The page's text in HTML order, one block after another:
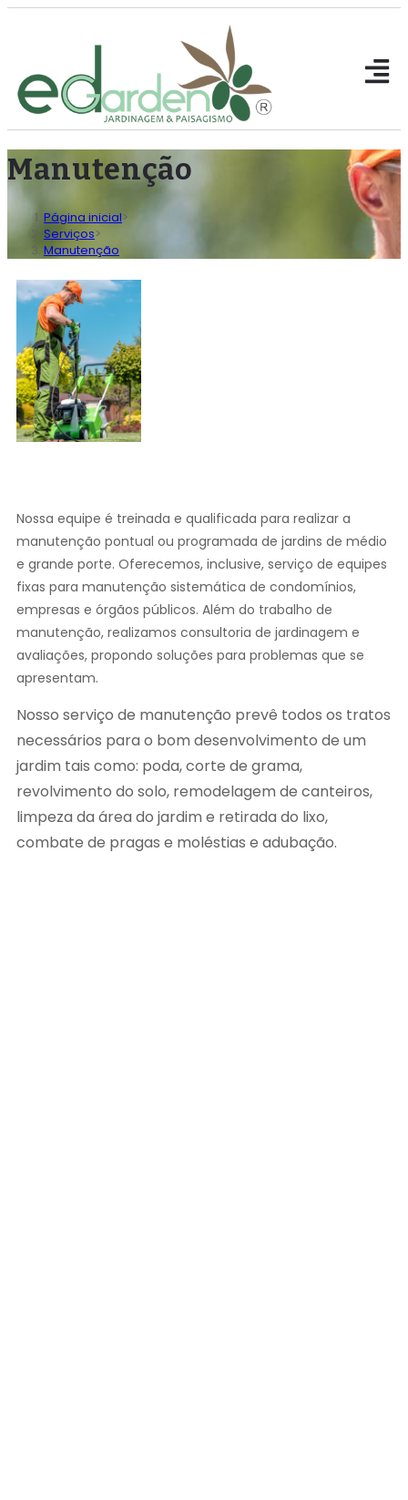
Manutenção
Página inicial>
Serviços>
Manutenção
Nossa equipe é treinada e qualificada para realizar a
manutenção pontual ou programada de jardins de médio
e grande porte. Oferecemos, inclusive, serviço de equipes
fixas para manutenção sistemática de condomínios,
empresas e órgãos públicos. Além do trabalho de
manutenção, realizamos consultoria de jardinagem e
avaliações, propondo soluções para problemas que se
apresentam.
Nosso serviço de manutenção prevê todos os tratos
necessários para o bom desenvolvimento de um
jardim tais como: poda, corte de grama,
revolvimento do solo, remodelagem de canteiros,
limpeza da área do jardim e retirada do lixo,
combate de pragas e moléstias e adubação.